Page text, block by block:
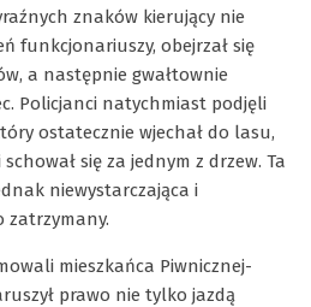
znaków kierujący nie
funkcjonariuszy, obejrzał się
a następnie gwałtownie
Policjanci natychmiast podjęli
ostatecznie wjechał do lasu,
się za jednym z drzew. Ta
niewystarczająca i
zatrzymany.
mieszkańca Piwnicznej-
prawo nie tylko jazdą